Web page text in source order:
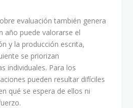
evaluación también genera
año puede valorarse el
y la producción escrita,
se priorizan
individuales. Para los
pueden resultar difíciles
qué se espera de ellos ni